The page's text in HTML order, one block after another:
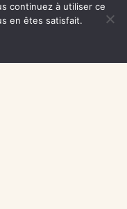
continuez à utiliser ce
en êtes satisfait.